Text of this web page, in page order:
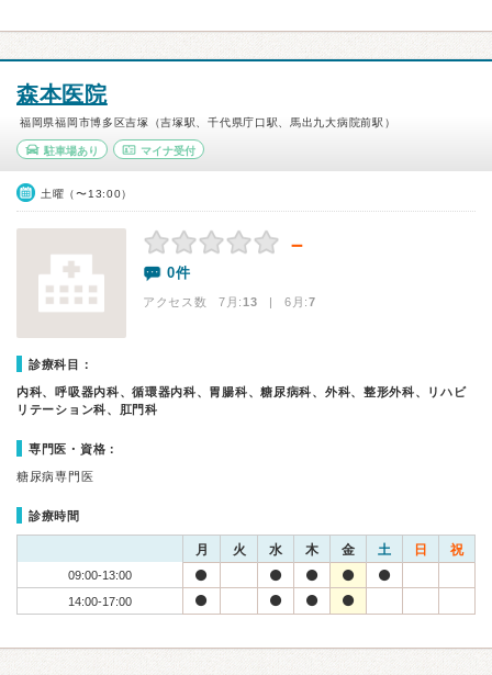
森本医院
福岡県福岡市博多区吉塚（吉塚駅、千代県庁口駅、馬出九大病院前駅）
駐車場あり マイナ受付
土曜（〜13:00）
－
0件
アクセス数 7月:13 | 6月:7
診療科目：
内科、呼吸器内科、循環器内科、胃腸科、糖尿病科、外科、整形外科、リハビ
リテーション科、肛門科
専門医・資格：
糖尿病専門医
診療時間
月 火 水 木 金 土 日 祝
09:00-13:00
14:00-17:00